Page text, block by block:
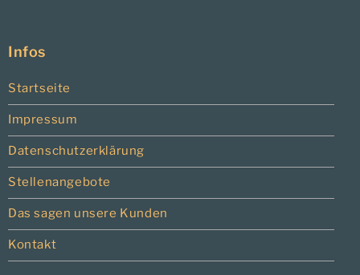
Infos
Startseite
Impressum
Datenschutzerklärung
Stellenangebote
Das sagen unsere Kunden
Kontakt